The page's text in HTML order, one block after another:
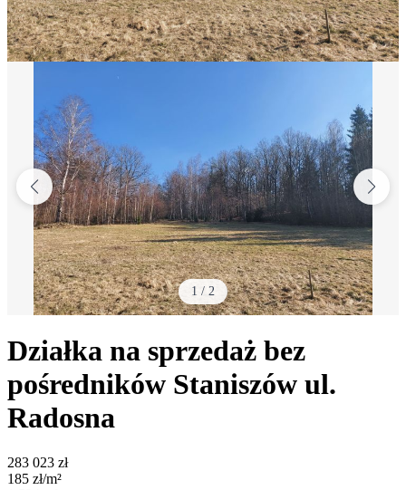
1 / 2
Działka na sprzedaż bez
pośredników Staniszów ul.
Radosna
283 023 zł
185 zł/m²